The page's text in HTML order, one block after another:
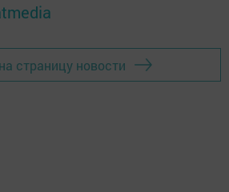
страницу новости